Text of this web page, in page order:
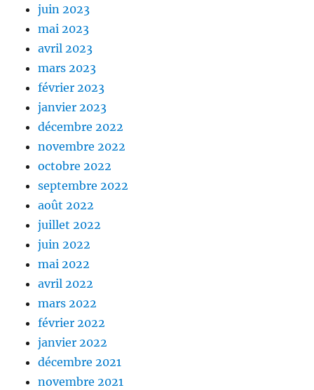
juin 2023
mai 2023
avril 2023
mars 2023
février 2023
janvier 2023
décembre 2022
novembre 2022
octobre 2022
septembre 2022
août 2022
juillet 2022
juin 2022
mai 2022
avril 2022
mars 2022
février 2022
janvier 2022
décembre 2021
novembre 2021